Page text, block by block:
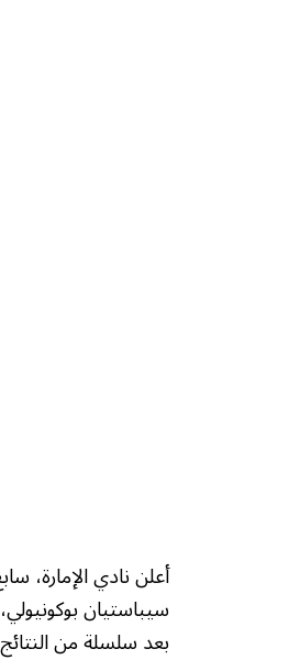
أعلن نادي الإمارة،
سيباستيان
بعد سلسلة من